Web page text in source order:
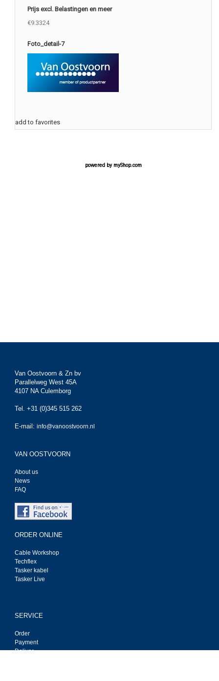
Prijs excl. Belastingen en meer
€9.3324
Foto_detail-7
add to favorites
powered by myShop.com
Van Oostvoorn & Zn bv
Parallelweg West 45A
4107 NA Culemborg
Tel. +31 (0)345 515 262
E-mail: info@vanoostvoorn.nl
VAN OOSTVOORN
About us
News
FAQ
ORDER ONLINE
Cable Workshop
Techflex
Tasker kabel
Tasker Live
SERVICE
Order
Payment
Deliver